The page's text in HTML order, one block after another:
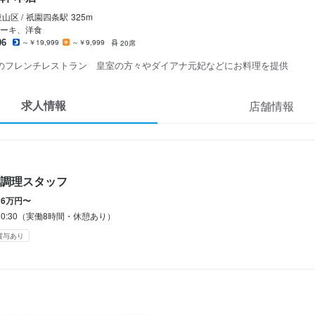
区 / 祇園四条駅 325m
キ、洋食
～￥19,999 ～￥9,999 20席
フレンチレストラン 皇室の方々やダイアナ元妃などにお料理を提供
求人情報 店舗情報
理スタッフ
万円〜
（実働8時間・休憩あり）
与あり
フト制）
フ急募集！◆